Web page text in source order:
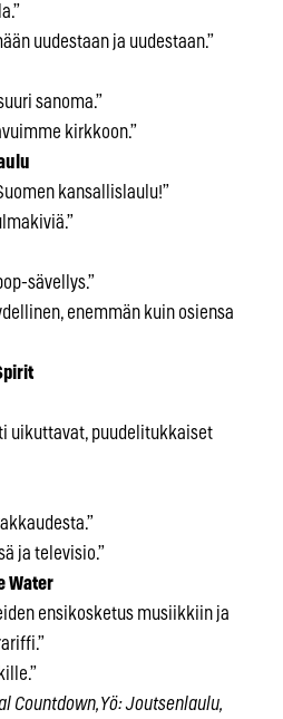
uudestaan ja uudestaan.”
sanoma.”
kirkkoon.”
kansallislaulu!”
sävellys.”
enemmän kuin osiensa
uikuttavat, puudelitukkaiset
ja televisio.”
Water
ensikosketus musiikkiin ja
Countdown, Yö: Joutsenlaulu,